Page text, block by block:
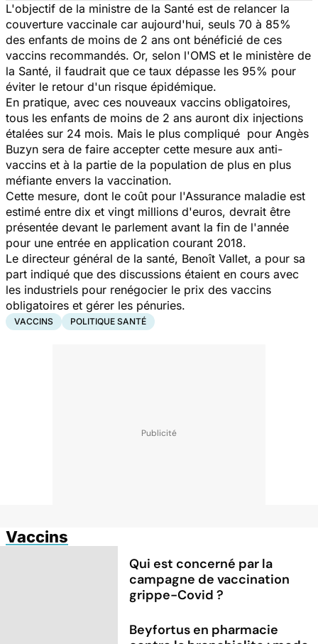
L'objectif de la ministre de la Santé est de relancer la
couverture vaccinale car aujourd'hui, seuls 70 à 85%
des enfants de moins de 2 ans ont bénéficié de ces
vaccins recommandés. Or, selon l'OMS et le ministère de
la Santé, il faudrait que ce taux dépasse les 95% pour
éviter le retour d'un risque épidémique.
En pratique, avec ces nouveaux vaccins obligatoires,
tous les enfants de moins de 2 ans auront dix injections
étalées sur 24 mois. Mais le plus compliqué pour Angès
Buzyn sera de faire accepter cette mesure aux anti-
vaccins et à la partie de la population de plus en plus
méfiante envers la vaccination.
Cette mesure, dont le coût pour l'Assurance maladie est
estimé entre dix et vingt millions d'euros, devrait être
présentée devant le parlement avant la fin de l'année
pour une entrée en application courant 2018.
Le directeur général de la santé, Benoît Vallet, a pour sa
part indiqué que des discussions étaient en cours avec
les industriels pour renégocier le prix des vaccins
obligatoires et gérer les pénuries.
VACCINS POLITIQUE SANTÉ
Vaccins
Qui est concerné par la
campagne de vaccination
grippe-Covid ?
Beyfortus en pharmacie